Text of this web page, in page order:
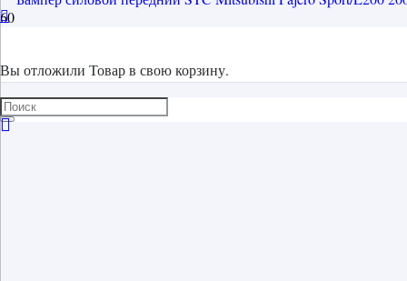
Вы отложили Товарв свою корзину.